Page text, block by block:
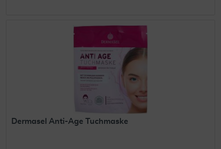
Dermasel Anti-Age Tuchmaske